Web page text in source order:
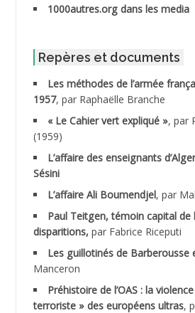
ABID Mohamed
ABNOUN Salah
ACHACHE M.*
ACHLAF Ali
ADALMI
ADANE Ramdane *
ADDAD
1000autres.org dans les media
Repères et documents
Les méthodes de l’armée
1957, par Raphaëlle Branche
« Le Cahier vert expliqué », par
(1959)
L’affaire des enseignants
Sésini
L’affaire Ali Boumendjel, par
Paul Teitgen, témoin capital
disparitions, par Fabrice Riceputi
Les guillotinés de Barberousse
Manceron
Préhistoire de l’OAS : la
terroriste » des européens ultras,